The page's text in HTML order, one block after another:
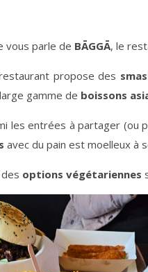
vous parle de BĀGGĀ, le
propose des
gamme de boissons
les entrées à partager (ou
avec du pain est moelleux à
options végétariennes